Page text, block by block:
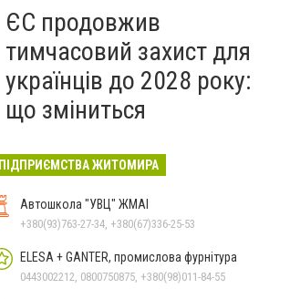
ЄС продовжив
тимчасовий захист для
українців до 2028 року:
що зміниться
ПІДПРИЄМСТВА ЖИТОМИРА
Автошкола "УВЦ" ЖМАІ
+380(93)763-27-34, +380(67)336-25-53
ELESA + GANTER, промислова фурнітура
0443002212, 0800750875, +380(98)011-84-55